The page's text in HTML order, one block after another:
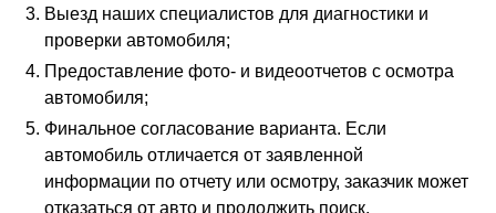
Выезд наших специалистов для диагностики и
проверки автомобиля;
Предоставление фото- и видеоотчетов с осмотра
автомобиля;
Финальное согласование варианта. Если
автомобиль отличается от заявленной
информации по отчету или осмотру, заказчик может
отказаться от авто и продолжить поиск.